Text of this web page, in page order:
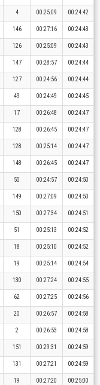
4 00:25:09 00:24:42
146 00:27:16 00:24:43
126 00:25:09 00:24:43
147 00:28:57 00:24:44
127 00:24:56 00:24:44
49 00:24:49 00:24:45
17 00:26:48 00:24:47
128 00:26:45 00:24:47
128 00:25:14 00:24:47
148 00:26:45 00:24:47
50 00:24:57 00:24:50
149 00:27:09 00:24:50
150 00:27:34 00:24:51
51 00:25:13 00:24:52
18 00:25:10 00:24:52
19 00:25:14 00:24:54
130 00:27:24 00:24:55
62 00:27:25 00:24:56
20 00:26:57 00:24:58
2 00:26:53 00:24:58
151 00:29:31 00:24:59
131 00:27:21 00:24:59
19 00:27:20 00:25:00